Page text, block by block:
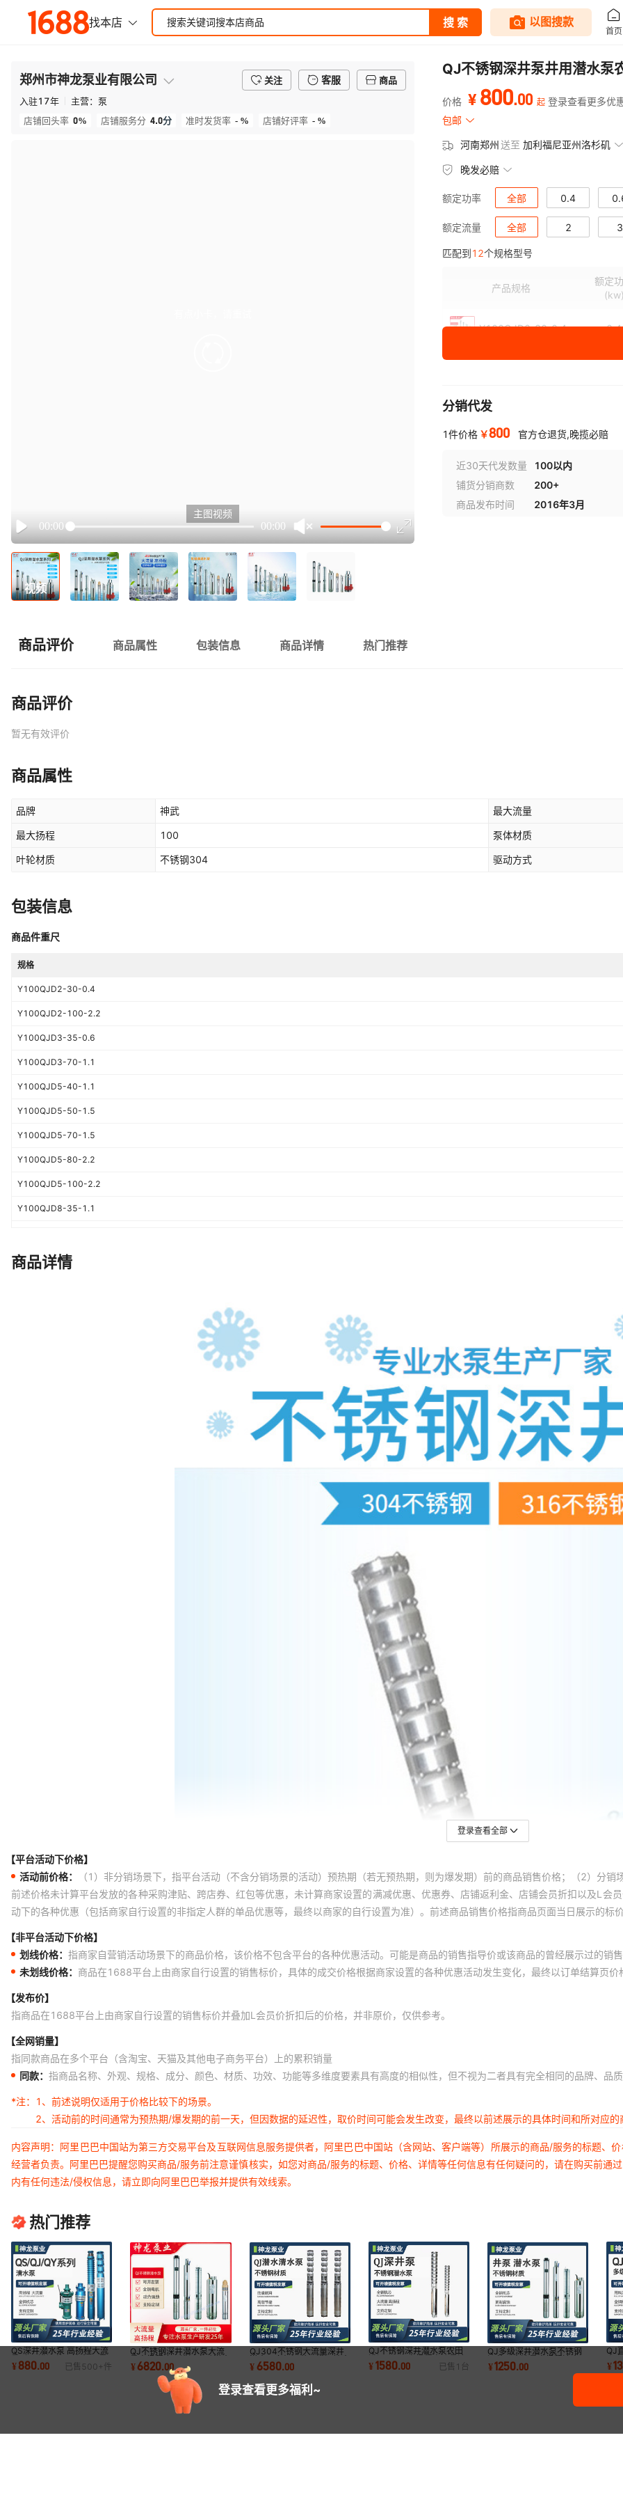
郑州市神龙泵业有限公司 关注 客服
商品
入驻17年 主营： 泵
店铺回头率 0% 店铺服务分 4.0分 准时发货率 - % 店铺好评率 - %
Play
00:00 00:00
主图视频
视频
QJ不锈钢深井泵井用潜水泵
价格 ¥ 800.00 起 登录查看更多优
包邮
河南郑州送至 加利福尼亚州洛杉矶
晚发必赔
额定功率 全部 0.4
额定流量 全部 2 3
匹配到12个规格型号
产品规格
额定
Y100QJD2-30-0.4 0.4
Y100QJD2-100-
Y100QJD3-35-0.6
Y100QJD5-40-1.1
分销代发
1件价格 ￥800 官方仓退货,晚揽必赔
近30天代发数量
100以内
铺货分销商数
200+
商品发布时间
2016年3月
商品评价 商品属性 包装信息 商品详情 热门推荐
商品评价
暂无有效评价
商品属性
品牌 神武 最大流量
最大扬程 100 泵体材质
叶轮材质 不锈钢304 驱动方式
包装信息
商品件重尺
规格
Y100QJD2-30-0.4
Y100QJD2-100-2.2
Y100QJD3-35-0.6
Y100QJD3-70-1.1
Y100QJD5-40-1.1
Y100QJD5-50-1.5
Y100QJD5-70-1.5
Y100QJD5-80-2.2
Y100QJD5-100-2.2
Y100QJD8-35-1.1
Y100QJD8-55-2.2
商品详情
登录查看全部
【平台活动下价格】
活动前价格：
（1）非分销场景下，指平台活动（不含分销场景的活动）预热期（若无预热期，则为爆发期）前的商品销售价格；（2）分
前述价格未计算平台发放的各种采购津贴、跨店券、红包等优惠，未计算商家设置的满减优惠、优惠券、店铺返利金、店铺会员折扣以及L会
动下的各种优惠（包括商家自行设置的非指定人群的单品优惠等，最终以商家的自行设置为准）。前述商品销售价格指商品页面当日展示的
【非平台活动下价格】
划线价格： 指商家自营销活动场景下的商品价格，该价格不包含平台的各种优惠活动。可能是商品的销售指导价或该商品的曾经展示过的销
未划线价格： 商品在1688平台上由商家自行设置的销售标价，具体的成交价格根据商家设置的各种优惠活动发生变化，最终以订单结算页价
【发布价】
指商品在1688平台上由商家自行设置的销售标价并叠加L会员价折扣后的价格，并非原价，仅供参考。
【全网销量】
指同款商品在多个平台（含淘宝、天猫及其他电子商务平台）上的累积销量
同款： 指商品名称、外观、规格、成分、颜色、材质、功效、功能等多维度要素具有高度的相似性，但不视为二者具有完全相同的品牌、品
*注：
1、前述说明仅适用于价格比较下的场景。
2、活动前的时间通常为预热期/爆发期的前一天，但因数据的延迟性，取价时间可能会发生改变，最终以前述展示的具体时间和所对应的
内容声明：阿里巴巴中国站为第三方交易平台及互联网信息服务提供者，阿里巴巴中国站（含网站、客户端等）所展示的商品/服务的标题、
经营者负责。阿里巴巴提醒您购买商品/服务前注意谨慎核实，如您对商品/服务的标题、价格、详情等任何信息有任何疑问的，请在购买前通
内有任何违法/侵权信息，请立即向阿里巴巴举报并提供有效线索。
热门推荐
QS深井潜水泵 高扬程大流
量 农田灌溉井用抽水泵 景
观喷泉泵
¥880.00 已售 500+ 件
QJ不锈钢深井潜水泵大流
量高扬程农田灌溉电动潜水
泵井用抽水泵
¥6820.00
QJ304不锈钢大流量深井
潜水泵多级深井泵灌溉抽水
泵高扬程清水泵
¥6580.00
QJ不锈钢深井潜水泵农田
灌溉380V高扬程大流量清
水泵直流深井泵
¥1580.00 已售 1 台
QJ多级深井潜水泵不锈钢
深井泵大流量高扬程清水泵
井用电动抽水泵
¥1250.00
QJ
水
田
¥
登录查看更多福利~